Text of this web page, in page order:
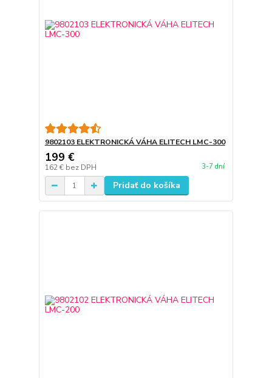
9802103 ELEKTRONICKÁ VÁHA ELITECH LMC-300
199 €
162 € bez DPH 3-7 dní
Pridať do košíka